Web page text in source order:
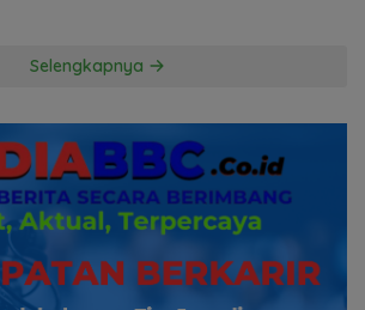
Selengkapnya